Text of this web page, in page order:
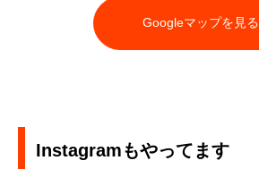
Googleマップを見る
Instagramもやってます